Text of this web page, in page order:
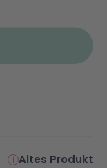
Altes Produkt